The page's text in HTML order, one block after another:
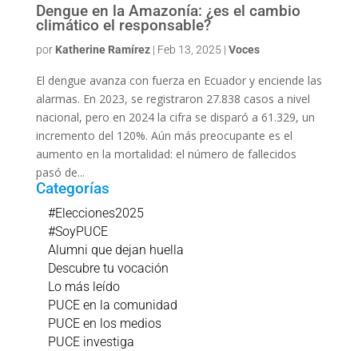
Dengue en la Amazonía: ¿es el cambio
climático el responsable?
por Katherine Ramírez| Feb 13, 2025 | Voces
El dengue avanza con fuerza en Ecuador y enciende las
alarmas. En 2023, se registraron 27.838 casos a nivel
nacional, pero en 2024 la cifra se disparó a 61.329, un
incremento del 120%. Aún más preocupante es el
aumento en la mortalidad: el número de fallecidos
pasó de...
Categorías
#Elecciones2025
#SoyPUCE
Alumni que dejan huella
Descubre tu vocación
Lo más leído
PUCE en la comunidad
PUCE en los medios
PUCE investiga